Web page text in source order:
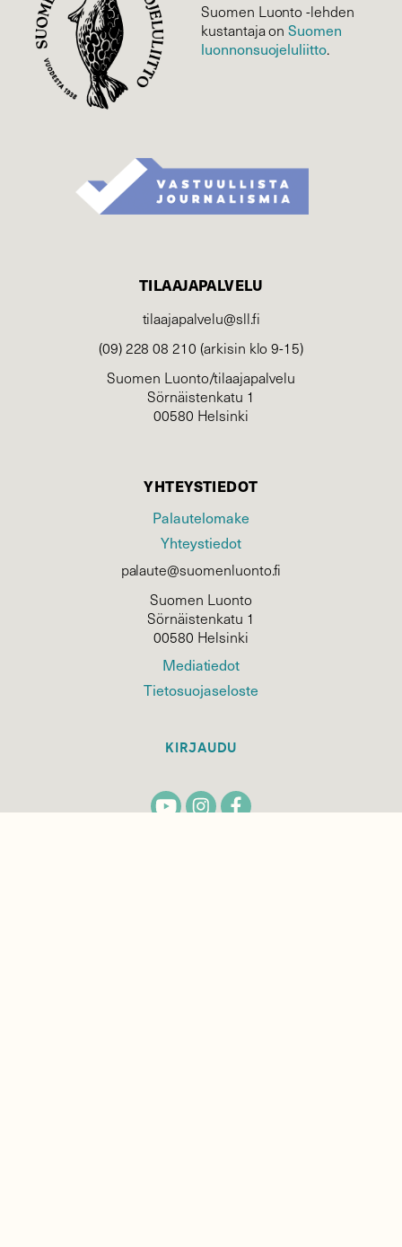
Suomen Luonto -lehden
kustantaja onSuomen
luonnonsuojelu­liitto.
TILAAJAPALVELU
tilaajapalvelu@sll.fi
(09) 228 08 210 (arkisin klo 9-15)
Suomen Luonto/tilaajapalvelu
Sörnäistenkatu 1
00580 Helsinki
YHTEYSTIEDOT
Palautelomake
Yhteystiedot
palaute@suomenluonto.fi
Suomen Luonto
Sörnäistenkatu 1
00580 Helsinki
Mediatiedot
Tietosuojaseloste
KIRJAUDU